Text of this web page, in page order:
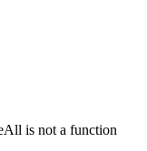
is not a function